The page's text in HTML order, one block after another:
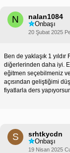
N nalan1084
Onbaşı
20 Şubat 2025
Ben de yaklaşık 1
diğerlerinden daha iyi.
eğitmen seçebilmeniz
açısından geliştiğimi
fiyatlarla ders
S srhtkycdn
Onbaşı
19 Nisan 2025